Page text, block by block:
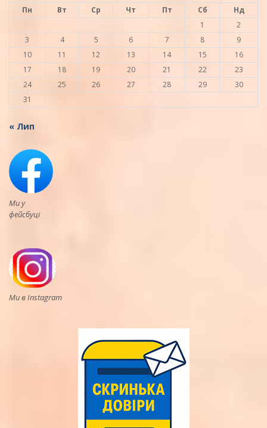
Пн Вт Ср Чт Пт Сб
Нд
1
2
3
4 5 6 7 8
9
10
11 12 13 14 15
16
17
18 19 20 21 22
23
24
25 26 27 28 29
30
31
« Лип
Ми у
фейсбуці
Ми в Instagram